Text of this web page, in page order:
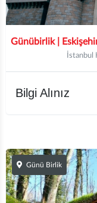
Günübirlik |
İstanbul
Bilgi Alınız
Günü Birlik